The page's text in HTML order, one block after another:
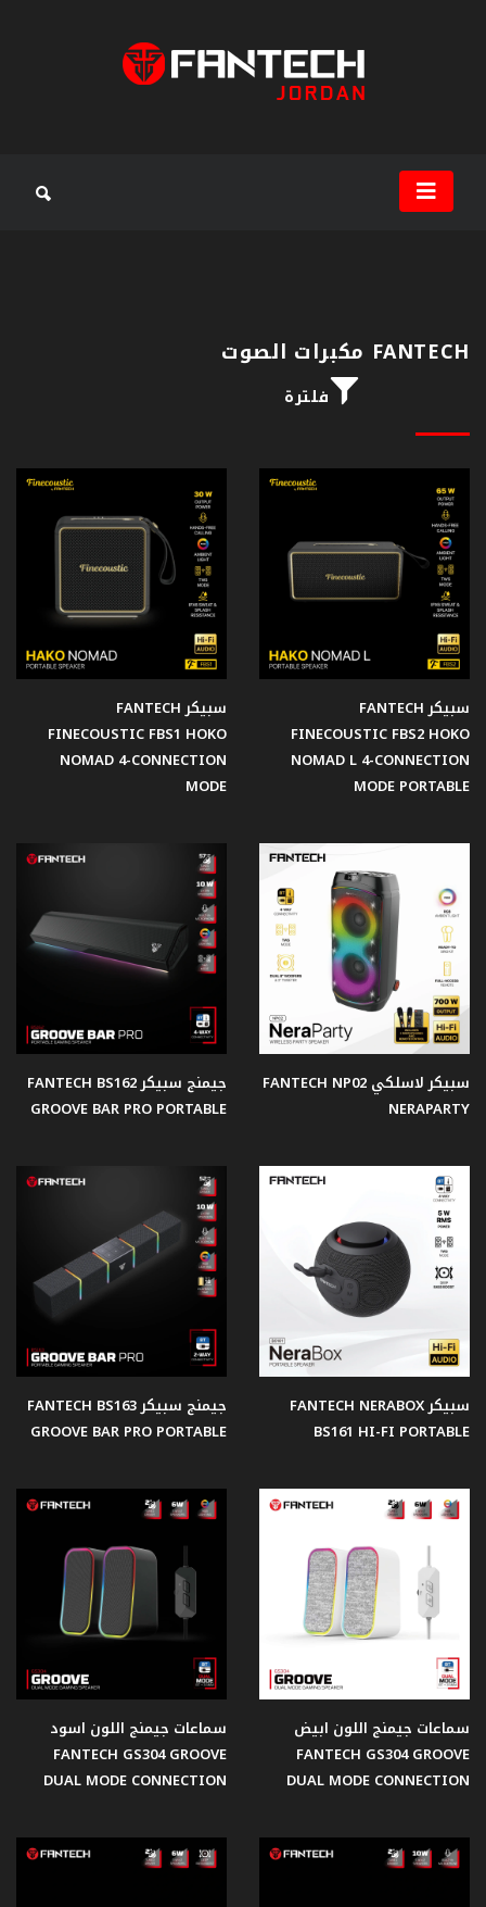
FANTECH مكبرات الصوت
فلترة
سبيكر FANTECH
FINECOUSTIC FBS2 HOKO
NOMAD L 4-CONNECTION
MODE PORTABLE
سبيكر FANTECH
FINECOUSTIC FBS1 HOKO
NOMAD 4-CONNECTION
MODE
سبيكر لاسلكي FANTECH NP02
NERAPARTY
جيمنج سبيكر FANTECH BS162
GROOVE BAR PRO PORTABLE
سبيكر FANTECH NERABOX
BS161 HI-FI PORTABLE
جيمنج سبيكر FANTECH BS163
GROOVE BAR PRO PORTABLE
سماعات جيمنج اللون ابيض
FANTECH GS304 GROOVE
DUAL MODE CONNECTION
سماعات جيمنج اللون اسود
FANTECH GS304 GROOVE
DUAL MODE CONNECTION
جيمنج
مكبرات
الصوت
كرسي
جيمنج
طاولات
جيمنج
جيمنج
Case
حاملات
السماعة
سماعات
الأذن
اصدار
ساكورا
شاشات
جيمنج
قبضات
تحكم
مبردات
مائية
للمعالجات
اصدار
اصدار